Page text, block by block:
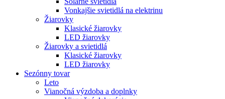
Vonkajšie svietidlá na elektrinu
Žiarovky
Klasické žiarovky
LED žiarovky
Žiarovky a svietidlá
Klasické žiarovky
LED žiarovky
Sezónny tovar
Leto
Vianočná výzdoba a doplnky